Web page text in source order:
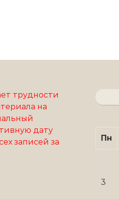
трудности
на
дату
записей за
Пн
3